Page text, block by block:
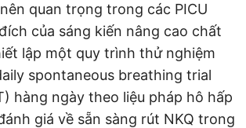
quan trọng trong các PICU
của sáng kiến nâng cao chất
lập một quy trình thử nghiệm
spontaneous breathing trial
hàng ngày theo liệu pháp hô hấp
giá về sẵn sàng rút NKQ trong